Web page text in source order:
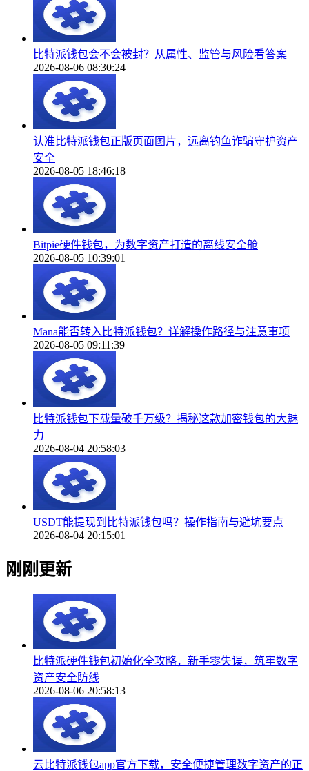
比特派钱包会不会被封？从属性、监管与风险看答案
2026-08-06 08:30:24
认准比特派钱包正版页面图片，远离钓鱼诈骗守护资产
安全
2026-08-05 18:46:18
Bitpie硬件钱包，为数字资产打造的离线安全舱
2026-08-05 10:39:01
Mana能否转入比特派钱包？详解操作路径与注意事项
2026-08-05 09:11:39
比特派钱包下载量破千万级？揭秘这款加密钱包的大魅
力
2026-08-04 20:58:03
USDT能提现到比特派钱包吗？操作指南与避坑要点
2026-08-04 20:15:01
刚刚更新
比特派硬件钱包初始化全攻略，新手零失误，筑牢数字
资产安全防线
2026-08-06 20:58:13
云比特派钱包app官方下载，安全便捷管理数字资产的正